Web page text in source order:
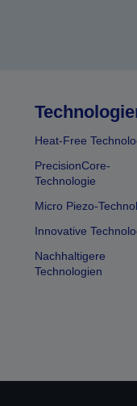
Heat-Free
PrecisionCore-
Technologie
Micro Piezo-
Innovative
Nachhaltigere
Technologien